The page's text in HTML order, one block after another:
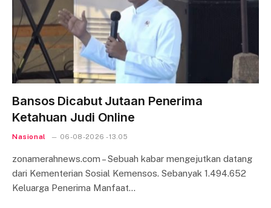
Bansos Dicabut Jutaan Penerima
Ketahuan Judi Online
Nasional 06-08-2026 - 13.05
zonamerahnews.com – Sebuah kabar mengejutkan datang
dari Kementerian Sosial Kemensos. Sebanyak 1.494.652
Keluarga Penerima Manfaat…